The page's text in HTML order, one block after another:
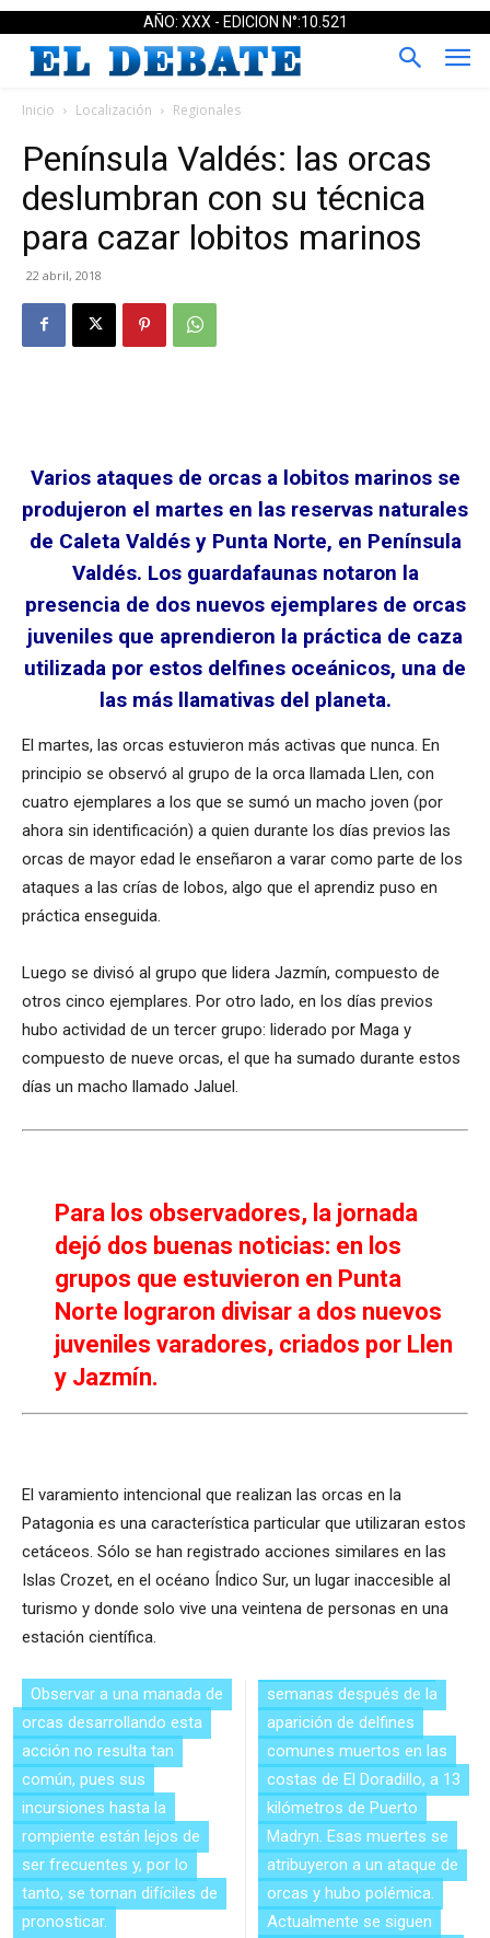
AÑO: XXX - EDICION N°:10.521
Inicio Localización Regionales
Península Valdés: las orcas
deslumbran con su técnica
para cazar lobitos marinos
22 abril, 2018
Varios ataques de orcas a lobitos marinos se
produjeron el martes en las reservas naturales
de Caleta Valdés y Punta Norte, en Península
Valdés. Los guardafaunas notaron la
presencia de dos nuevos ejemplares de orcas
juveniles que aprendieron la práctica de caza
utilizada por estos delfines oceánicos, una de
las más llamativas del planeta.
El martes, las orcas estuvieron más activas que nunca. En
principio se observó al grupo de la orca llamada Llen, con
cuatro ejemplares a los que se sumó un macho joven (por
ahora sin identificación) a quien durante los días previos las
orcas de mayor edad le enseñaron a varar como parte de los
ataques a las crías de lobos, algo que el aprendiz puso en
práctica enseguida.
Luego se divisó al grupo que lidera Jazmín, compuesto de
otros cinco ejemplares. Por otro lado, en los días previos
hubo actividad de un tercer grupo: liderado por Maga y
compuesto de nueve orcas, el que ha sumado durante estos
días un macho llamado Jaluel.
Para los observadores, la jornada
dejó dos buenas noticias: en los
grupos que estuvieron en Punta
Norte lograron divisar a dos nuevos
juveniles varadores, criados por Llen
y Jazmín.
El varamiento intencional que realizan las orcas en la
Patagonia es una característica particular que utilizaran estos
cetáceos. Sólo se han registrado acciones similares en las
Islas Crozet, en el océano Índico Sur, un lugar inaccesible al
turismo y donde solo vive una veintena de personas en una
estación científica.
Observar a una manada de
orcas desarrollando esta
acción no resulta tan
común, pues sus
incursiones hasta la
rompiente están lejos de
ser frecuentes y, por lo
tanto, se tornan difíciles de
pronosticar.
semanas después de la
aparición de delfines
comunes muertos en las
costas de El Doradillo, a 13
kilómetros de Puerto
Madryn. Esas muertes se
atribuyeron a un ataque de
orcas y hubo polémica.
Actualmente se siguen